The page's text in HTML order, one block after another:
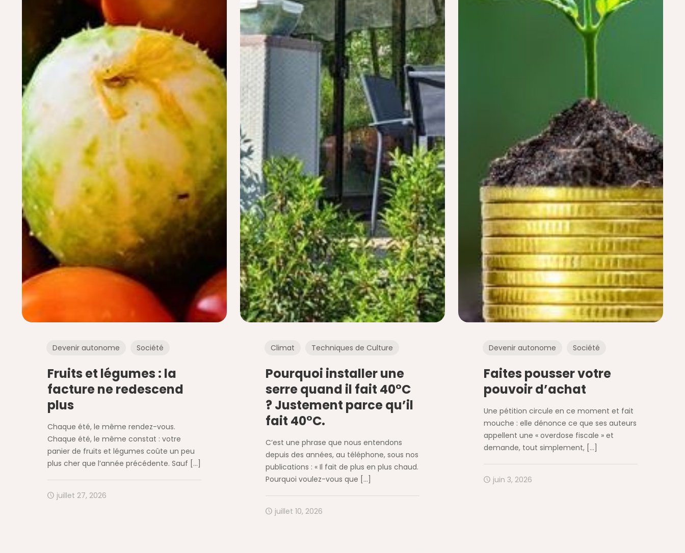
Devenir autonome Société
Fruits et légumes : la
facture ne redescend
plus
Chaque été, le même rendez-vous.
Chaque été, le même constat : votre
panier de fruits et légumes coûte un peu
plus cher que l’année précédente. Sauf […]
juillet 27, 2026
Climat Techniques de Culture
Pourquoi installer une
serre quand il fait 40°C
? Justement parce qu’il
fait 40°C.
C’est une phrase que nous entendons
depuis des années, au téléphone, sous nos
publications : « Il fait de plus en plus chaud.
Pourquoi voulez-vous que […]
juillet 10, 2026
Devenir autonome Société
Faites pousser votre
pouvoir d’achat
Une pétition circule en ce moment et fait
mouche : elle dénonce ce que ses auteurs
appellent une « overdose fiscale » et
demande, tout simplement,[…]
juin 3, 2026